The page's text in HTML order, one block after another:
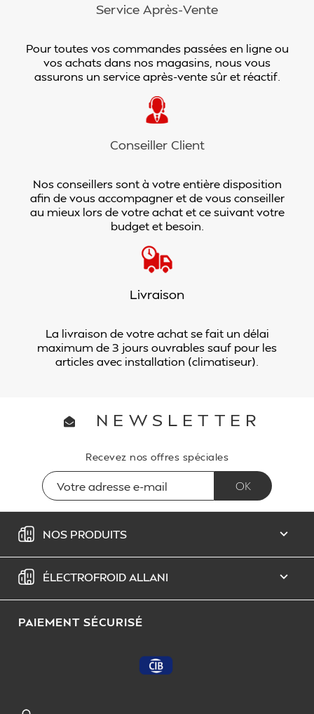
Service Après-Vente
Pour toutes vos commandes passées en ligne ou
vos achats dans nos magasins, nous vous
assurons un service après-vente sûr et réactif.
Conseiller Client
Nos conseillers sont à votre entière disposition
afin de vous accompagner et de vous conseiller
au mieux lors de votre achat et ce suivant votre
budget et besoin.
Livraison
La livraison de votre achat se fait un délai
maximum de 3 jours ouvrables sauf pour les
articles avec installation (climatiseur).
NEWSLETTER
Recevez nos offres spéciales
NOS PRODUITS 
ÉLECTROFROID ALLANI 
PAIEMENT SÉCURISÉ